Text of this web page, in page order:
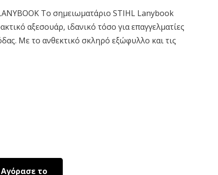
Το σημειωματάριο STIHL Lanybook
αξεσουάρ, ιδανικό τόσο για επαγγελματίες
Με το ανθεκτικό σκληρό εξώφυλλο και τις
Αγόρασε το